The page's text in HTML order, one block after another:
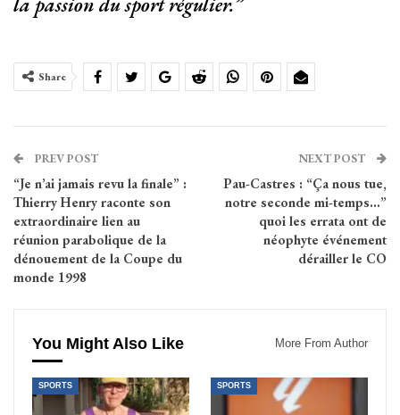
Share
PREV POST
“Je n’ai jamais revu la finale” :
Thierry Henry raconte son
extraordinaire lien au
réunion parabolique de la
dénouement de la Coupe du
monde 1998
NEXT POST
Pau-Castres : “Ça nous tue,
notre seconde mi-temps…”
quoi les errata ont de
néophyte événement
dérailler le CO
You Might Also Like More From Author
SPORTS SPORTS